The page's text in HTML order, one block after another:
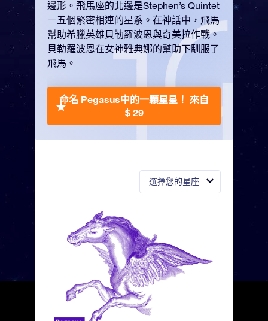
選擇您的星座
邊形。飛馬座的北邊是Stephen’s Quintet
－五個緊密相連的星系。在神話中，飛馬
幫助希臘英雄貝勒羅波恩與奇美拉作戰。
貝勒羅波恩在女神雅典娜的幫助下馴服了
飛馬。
命名 Pegasus中的一顆星星！ 來自
$ 29